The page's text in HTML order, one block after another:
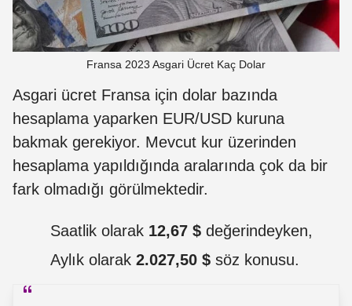
Fransa 2023 Asgari Ücret Kaç Dolar
Asgari ücret Fransa için dolar bazında
hesaplama yaparken EUR/USD kuruna
bakmak gerekiyor. Mevcut kur üzerinden
hesaplama yapıldığında aralarında çok da bir
fark olmadığı görülmektedir.
Saatlik olarak 12,67 $ değerindeyken,
Aylık olarak 2.027,50 $ söz konusu.